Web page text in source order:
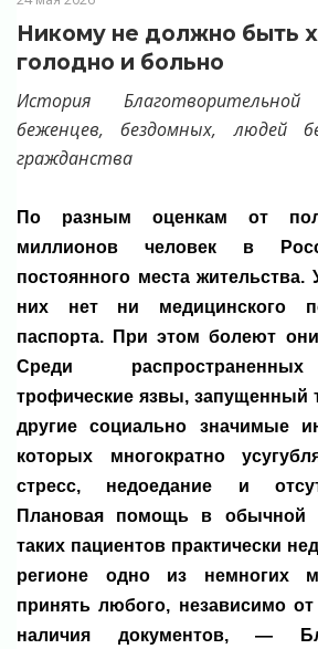
Никому не должно быть
голодно и больно
История
беженцев, бездомных, людей
гражданства
По разным оценкам от
миллионов человек в
постоянного места
них нет ни медицинского
паспорта. При этом болеют
Среди
трофические язвы, запущенный
другие социально значимые
которых многократно
стресс, недоедание и
Плановая помощь в обычной
таких пациентов практически
регионе одно из немногих
принять любого, независимо
наличия документов, —